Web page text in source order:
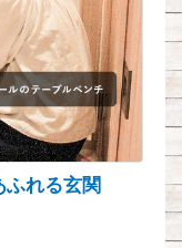
れる玄関